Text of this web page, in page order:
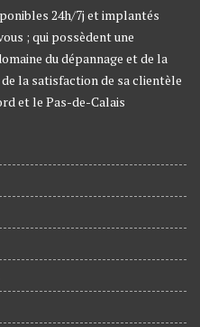
24h/7j et implantés
; qui possèdent une
du dépannage et de la
la satisfaction de sa clientèle
et le Pas-de-Calais